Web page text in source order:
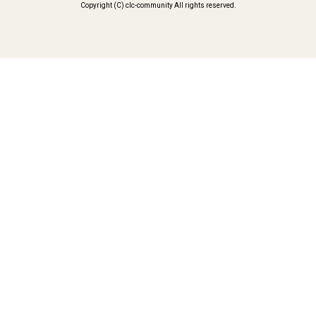
Copyright (C) clc-community All rights reserved.